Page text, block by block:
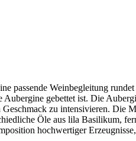
passende Weinbegleitung
gebettet ist. Die
zu intensivieren.
Öle aus lila Basilikum,
hochwertiger